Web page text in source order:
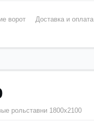
ворот Доставка и оплата
рольставни 1800x2100